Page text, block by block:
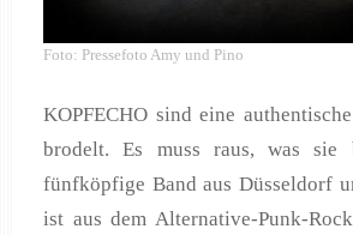
Foto: Pressefoto Amy und Pino
KOPFECHO sind eine
brodelt. Es muss raus, was sie
fünfköpfige Band aus Düsseldorf
ist aus dem Alternative-Punk-